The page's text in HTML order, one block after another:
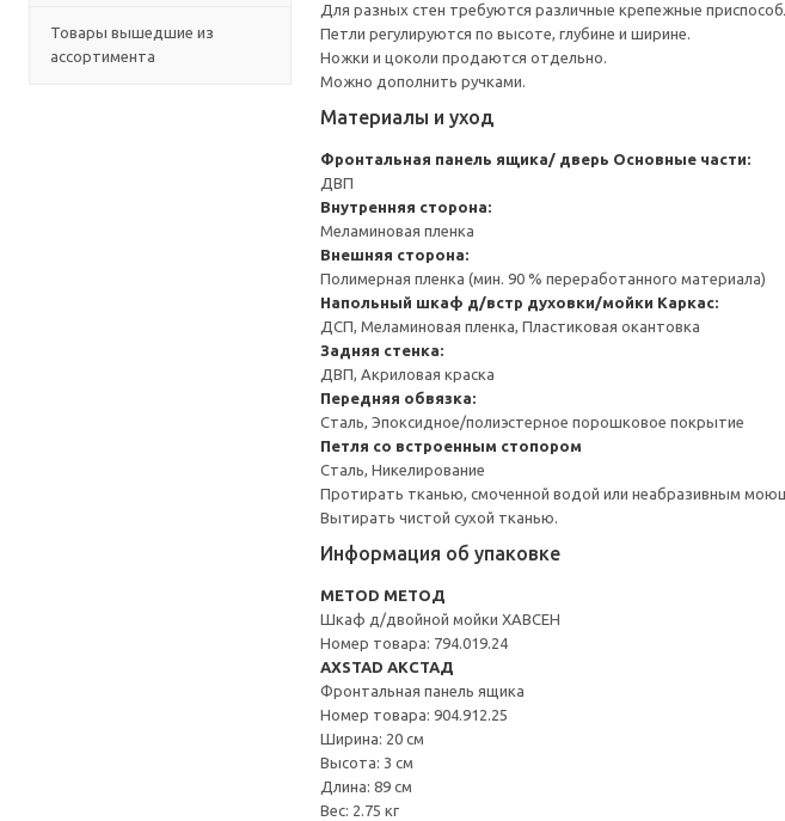
Товары вышедшие из
ассортимента
Для разных стен требуются различные крепежные
Петли регулируются по высоте, глубине и ширине.
Ножки и цоколи продаются отдельно.
Можно дополнить ручками.
Материалы и уход
Фронтальная панель ящика/ дверь Основные части:
ДВП
Внутренняя сторона:
Меламиновая пленка
Внешняя сторона:
Полимерная пленка (мин. 90 % переработанного материала)
Напольный шкаф д/встр духовки/мойки Каркас:
ДСП, Меламиновая пленка, Пластиковая окантовка
Задняя стенка:
ДВП, Акриловая краска
Передняя обвязка:
Сталь, Эпоксидное/полиэстерное порошковое покрытие
Петля со встроенным стопором
Сталь, Никелирование
Протирать тканью, смоченной водой или неабразивным
Вытирать чистой сухой тканью.
Информация об упаковке
METOD МЕТОД
Шкаф д/двойной мойки ХАВСЕН
Номер товара: 794.019.24
AXSTAD АКСТАД
Фронтальная панель ящика
Номер товара: 904.912.25
Ширина: 20 см
Высота: 3 см
Длина: 89 см
Вес: 2.75 кг